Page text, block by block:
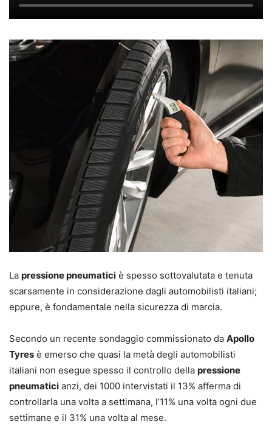
La pressione pneumatici è spesso sottovalutata e tenuta
scarsamente in considerazione dagli automobilisti italiani;
eppure, è fondamentale nella sicurezza di marcia.
Secondo un recente sondaggio commissionato da Apollo
Tyres è emerso che quasi la metà degli automobilisti
italiani non esegue spesso il controllo della pressione
pneumatici anzi, dei 1000 intervistati il 13% afferma di
controllarla una volta a settimana, l’11% una volta ogni due
settimane e il 31% una volta al mese.